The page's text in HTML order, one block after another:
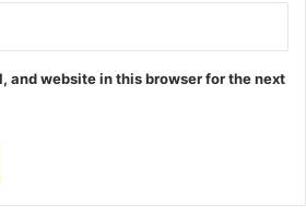
and website in this browser for the next